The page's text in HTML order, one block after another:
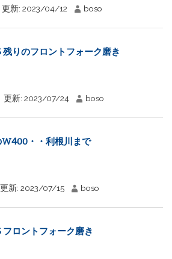
更新: 2023/04/12 boso
残りのフロントフォーク磨き
更新: 2023/07/24 boso
W400・・利根川まで
更新: 2023/07/15 boso
フロントフォーク磨き